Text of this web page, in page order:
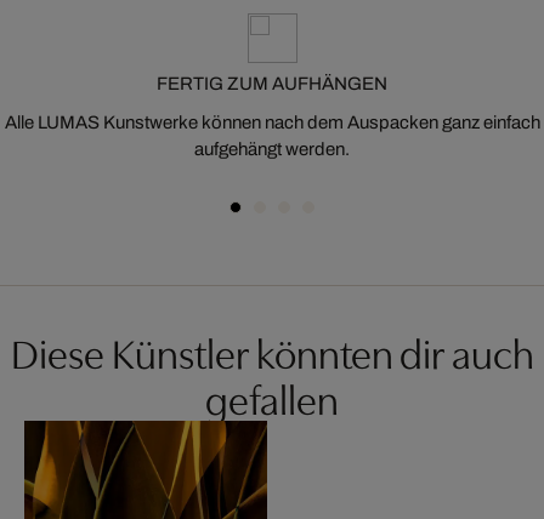
FERTIG ZUM AUFHÄNGEN
Alle LUMAS Kunstwerke können nach dem Auspacken ganz einfach
aufgehängt werden.
Diese Künstler könnten dir auch
gefallen